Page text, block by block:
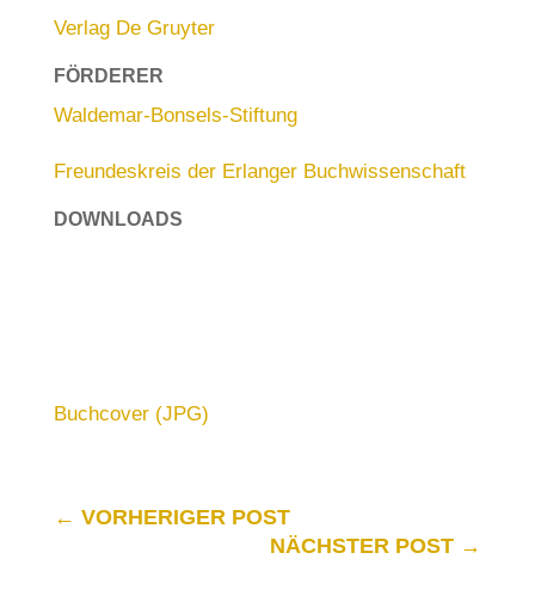
Verlag De Gruyter
FÖRDERER
Waldemar-Bonsels-Stiftung
Freundeskreis der Erlanger Buchwissenschaft
DOWNLOADS
Buchcover (JPG)
← VORHERIGER POST
NÄCHSTER POST →